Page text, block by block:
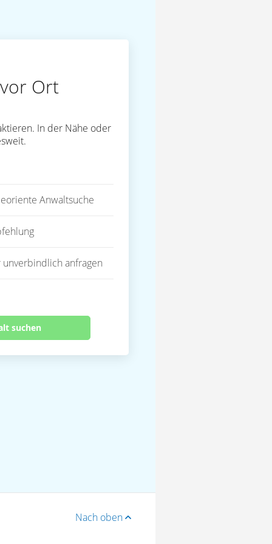
Ort
In der Nähe oder
Anwaltsuche
anfragen
suchen
Nach oben